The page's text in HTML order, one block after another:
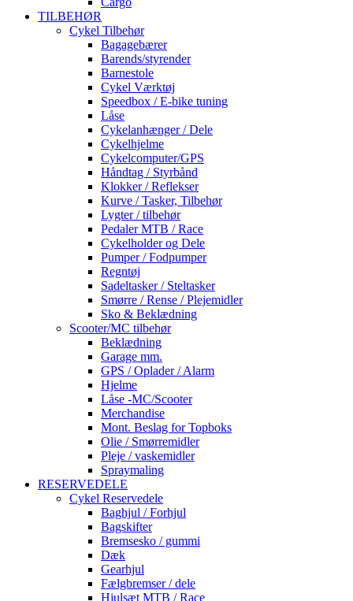
TILBEHØR
Cykel Tilbehør
Bagagebærer
Barends/styrender
Barnestole
Cykel Værktøj
Speedbox / E-bike tuning
Låse
Cykelanhænger / Dele
Cykelhjelme
Cykelcomputer/GPS
Håndtag / Styrbånd
Klokker / Reflekser
Kurve / Tasker, Tilbehør
Lygter / tilbehør
Pedaler MTB / Race
Cykelholder og Dele
Pumper / Fodpumper
Regntøj
Sadeltasker / Steltasker
Smørre / Rense / Plejemidler
Sko & Beklædning
Scooter/MC tilbehør
Beklædning
Garage mm.
GPS / Oplader / Alarm
Hjelme
Låse -MC/Scooter
Merchandise
Mont. Beslag for Topboks
Olie / Smørremidler
Pleje / vaskemidler
Spraymaling
RESERVEDELE
Cykel Reservedele
Baghjul / Forhjul
Bagskifter
Bremsesko / gummi
Dæk
Gearhjul
Fælgbremser / dele
Hjulsæt MTB / Race